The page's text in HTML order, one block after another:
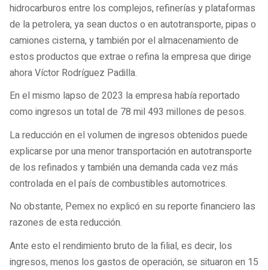
hidrocarburos entre los complejos, refinerías y plataformas
de la petrolera, ya sean ductos o en autotransporte, pipas o
camiones cisterna, y también por el almacenamiento de
estos productos que extrae o refina la empresa que dirige
ahora Víctor Rodríguez Padilla.
En el mismo lapso de 2023 la empresa había reportado
como ingresos un total de 78 mil 493 millones de pesos.
La reducción en el volumen de ingresos obtenidos puede
explicarse por una menor transportación en autotransporte
de los refinados y también una demanda cada vez más
controlada en el país de combustibles automotrices.
No obstante, Pemex no explicó en su reporte financiero las
razones de esta reducción.
Ante esto el rendimiento bruto de la filial, es decir, los
ingresos, menos los gastos de operación, se situaron en 15